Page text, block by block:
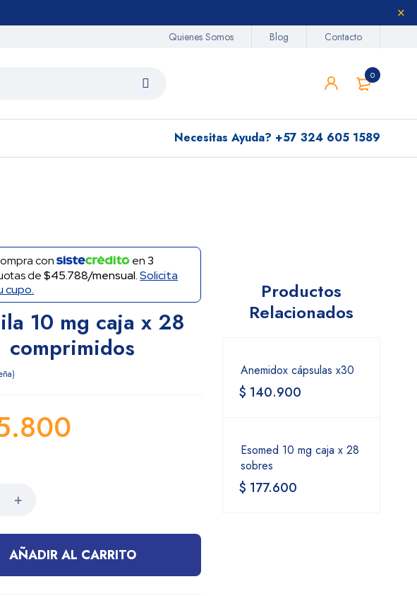
Quienes Somos Blog Contacto
0
Necesitas Ayuda? +57 324 605 1589
con en 3
de$45.788/mensual.Solicita
cupo.
10 mg caja x 28
comprimidos
AÑADIR AL CARRITO
Productos
Relacionados
Anemidox cápsulas x30
$ 140.900
Esomed 10 mg caja x 28
sobres
$ 177.600